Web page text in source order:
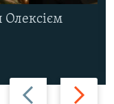
Назад Вперед